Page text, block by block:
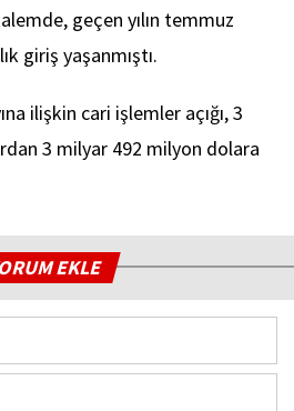
geçen yılın temmuz
giriş yaşanmıştı.
ilişkin cari işlemler açığı, 3
3 milyar 492 milyon dolara
EKLE